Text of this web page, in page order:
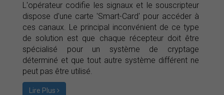
L'opérateur codifie les signaux et le souscripteur
dispose d'une carte 'Smart-Card' pour accéder à
ces canaux. Le principal inconvénient de ce type
de solution est que chaque récepteur doit être
spécialisé pour un système de cryptage
déterminé et que tout autre système différent ne
peut pas être utilisé.
Lire Plus